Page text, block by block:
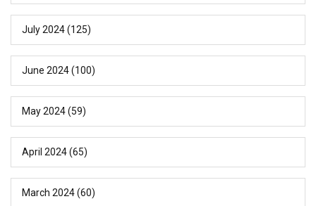
July 2024(125)
June 2024(100)
May 2024(59)
April 2024(65)
March 2024(60)